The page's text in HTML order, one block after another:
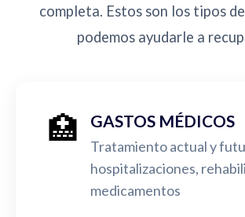
completa. Estos son los tipos
podemos ayudarle a
🏥 GASTOS MÉDICOS
Tratamiento actual y
hospitalizaciones,
medicamentos